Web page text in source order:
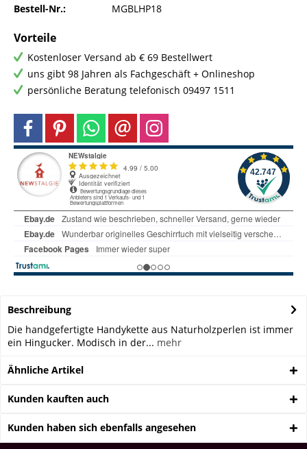
Bestell-Nr.: MGBLHP18
Vorteile
Kostenloser Versand ab € 69 Bestellwert
uns gibt 98 Jahren als Fachgeschäft + Onlineshop
persönliche Beratung telefonisch 09497 1511
Beschreibung
Die handgefertigte Handykette aus Naturholzperlen ist immer
ein Hingucker. Modisch in der... mehr
Ähnliche Artikel
Kunden kauften auch
Kunden haben sich ebenfalls angesehen